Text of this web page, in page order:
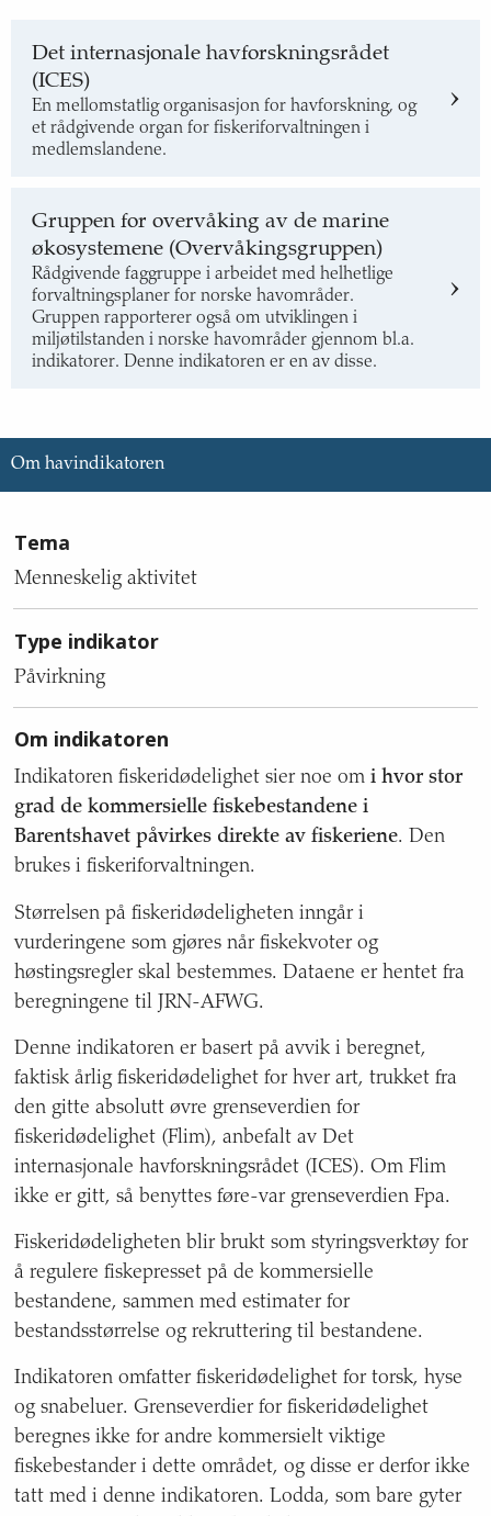
Det internasjonale havforskningsrådet
(ICES)
En mellomstatlig organisasjon for havforskning, og
et rådgivende organ for fiskeriforvaltningen i
medlemslandene.
Gruppen for overvåking av de marine
økosystemene (Overvåkingsgruppen)
Rådgivende faggruppe i arbeidet med helhetlige
forvaltningsplaner for norske havområder.
Gruppen rapporterer også om utviklingen i
miljøtilstanden i norske havområder gjennom bl.a.
indikatorer. Denne indikatoren er en av disse.
Om havindikatoren
om
indikatoren,
om
tema,
type
indikator,
om
mål
for
havområde,
nasjonalt
geografisk
dekning,
kvalitet
og
usikkerhet,
status
for
sist
oppdatert,
oppdatering,
ansvarlig
etat,
kontaktinformasjon,
datasett
og
grunnlaget
også
rapporteres
til.
Tema
Menneskelig aktivitet
Type indikator
Påvirkning
Om indikatoren
Indikatoren fiskeridødelighet sier noe om i hvor stor
grad de kommersielle fiskebestandene i
Barentshavet påvirkes direkte av fiskeriene. Den
brukes i fiskeriforvaltningen.
Størrelsen på fiskeridødeligheten inngår i
vurderingene som gjøres når fiskekvoter og
høstingsregler skal bestemmes. Dataene er hentet fra
beregningene til JRN-AFWG.
Denne indikatoren er basert på avvik i beregnet,
faktisk årlig fiskeridødelighet for hver art, trukket fra
den gitte absolutt øvre grenseverdien for
fiskeridødelighet (Flim), anbefalt av Det
internasjonale havforskningsrådet (ICES). Om Flim
ikke er gitt, så benyttes føre-var grenseverdien Fpa.
Fiskeridødeligheten blir brukt som styringsverktøy for
å regulere fiskepresset på de kommersielle
bestandene, sammen med estimater for
bestandsstørrelse og rekruttering til bestandene.
Indikatoren omfatter fiskeridødelighet for torsk, hyse
og snabeluer. Grenseverdier for fiskeridødelighet
beregnes ikke for andre kommersielt viktige
fiskebestander i dette området, og disse er derfor ikke
tatt med i denne indikatoren. Lodda, som bare gyter